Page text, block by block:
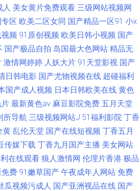
人 美女黄片免费观看 三级网站视频网
区 欧美二区女同 国产精品一区91 小x
频 91原创视频 欧美日韩小视频 国产
国产极品自拍 岛国最大色网站 精品无
激情网婷婷 人妖大片 91天堂影视 国产
日韩电影 国产尤物视频在线 超碰福利
国产成人视频 日本日韩欧美在线 黄色
最新黄色av 麻豆影院免费 五月天堂
所导航 三级视频网站J 51福利影院 丁香
黄 乱伦天堂 国产在线短视频 丁香五月
传媒下载 丁香九月国产主播 美女网站
在线观看 狼人激情网 伦理片香港 极品
费 91嫩草国产 午夜成年人网站 免费
瓜视频污成人 国产亚洲视品在线 国产